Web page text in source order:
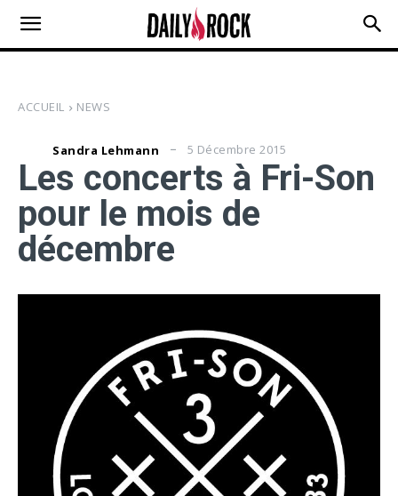
ACCUEIL NEWS
Sandra Lehmann 5 Décembre 2015
Les concerts à Fri-Son
pour le mois de
décembre